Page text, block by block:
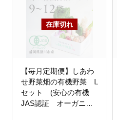
【毎月定期便】しあわ
せ野菜畑の有機野菜 L
セット (安心の有機
JAS認証 オーガニッ